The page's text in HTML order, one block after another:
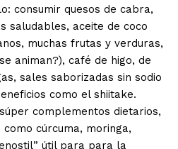
consumir quesos de cabra,
saludables, aceite de coco
muchas frutas y verduras,
animan?), café de higo, de
sales saborizadas sin sodio
como el shiitake.
complementos dietarios,
cúrcuma, moringa,
útil para para la